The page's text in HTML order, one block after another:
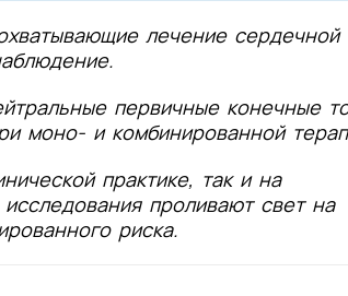
лечение сердечной
первичные конечные
моно- и комбинированной
практике, так и на
проливают свет на
риска.